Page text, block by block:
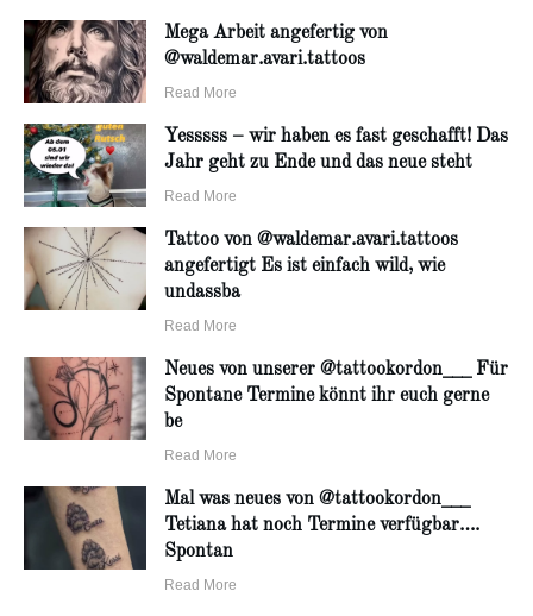
Mega Arbeit angefertig von
@waldemar.avari.tattoos
Read More
Yesssss – wir haben es fast geschafft! Das
Jahr geht zu Ende und das neue steht
Read More
Tattoo von @waldemar.avari.tattoos
angefertigt Es ist einfach wild, wie
undassba
Read More
Neues von unserer @tattookordon___ Für
Spontane Termine könnt ihr euch gerne
be
Read More
Mal was neues von @tattookordon___
Tetiana hat noch Termine verfügbar….
Spontan
Read More